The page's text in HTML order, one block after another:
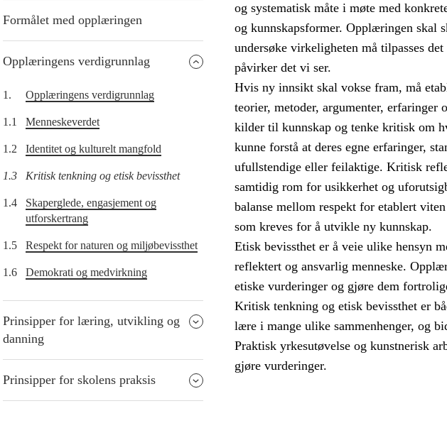
Formålet med opplæringen
Opplæringens verdigrunnlag
1. Opplæringens verdigrunnlag
1.1 Menneskeverdet
1.2 Identitet og kulturelt mangfold
1.3 Kritisk tenkning og etisk bevissthet
1.4
Skaperglede, engasjement og
utforskertrang
1.5 Respekt for naturen og miljøbevissthet
1.6 Demokrati og medvirkning
Prinsipper for læring, utvikling og
danning
Prinsipper for skolens praksis
og systematisk måte i møte med
og kunnskapsformer. Opplæringen skal
undersøke virkeligheten må tilpasses
påvirker det vi ser.
Hvis ny innsikt skal vokse fram, må
teorier, metoder, argumenter, erfaringer
kilder til kunnskap og tenke kritisk om
kunne forstå at deres egne erfaringer,
ufullstendige eller feilaktige. Kritisk
samtidig rom for usikkerhet og
balanse mellom respekt for etablert
som kreves for å utvikle ny kunnskap.
Etisk bevissthet er å veie ulike hensyn
reflektert og ansvarlig menneske.
etiske vurderinger og gjøre dem
Kritisk tenkning og etisk bevissthet er
lære i mange ulike sammenhenger, og
Praktisk yrkesutøvelse og kunstnerisk
gjøre vurderinger.